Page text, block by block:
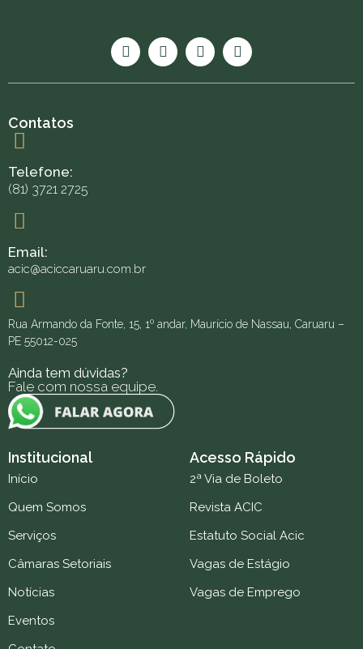
Contatos
Telefone:
(81) 3721 2725
Email:
acic@aciccaruaru.com.br
Rua Armando da Fonte, 15, 1º andar, Maurício de Nassau, Caruaru –
PE 55012-025
Ainda tem dúvidas?
Fale com nossa equipe.
Institucional
Início
Quem Somos
Serviços
Câmaras Setoriais
Notícias
Eventos
Acesso Rápido
2ª Via de Boleto
Revista ACIC
Estatuto Social Acic
Vagas de Estágio
Vagas de Emprego